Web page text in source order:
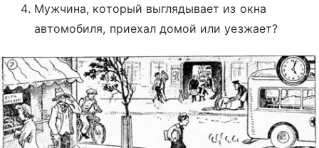
Мужчина, который выглядывает из окна
автомобиля, приехал домой или уезжает?